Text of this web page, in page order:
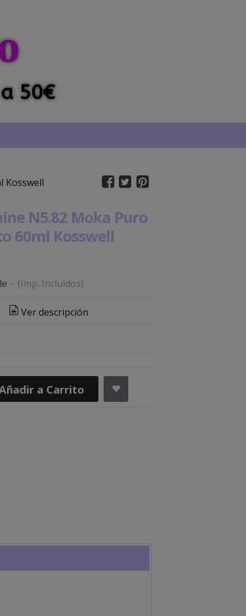
50€
Kosswell
N5.82 Moka Puro
60ml Kosswell
- (Imp. Incluidos)
Ver descripción
a Carrito